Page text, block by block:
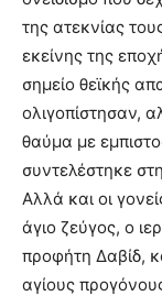
της ατεκνίας
εκείνης της
σημείο θεϊκής
ολιγοπίστησαν,
θαύμα με
συντελέστηκε
Αλλά και οι
άγιο ζεύγος, ο
προφήτη Δαβίδ,
αγίους